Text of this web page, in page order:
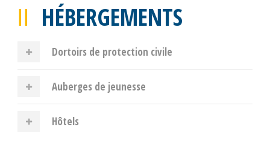
HÉBERGEMENTS
Dortoirs de protection civile
Auberges de jeunesse
Hôtels